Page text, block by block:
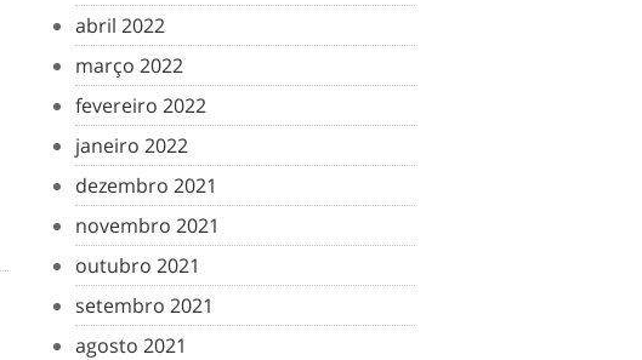
abril 2022
março 2022
fevereiro 2022
janeiro 2022
dezembro 2021
novembro 2021
outubro 2021
setembro 2021
agosto 2021